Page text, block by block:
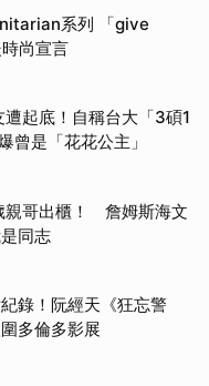
系列 「give
尚宣言
起底！自稱台大「3碩1
曾是「花花公主」
親哥出櫃！ 詹姆斯海文
同志
錄！阮經天《狂忘警
多倫多影展